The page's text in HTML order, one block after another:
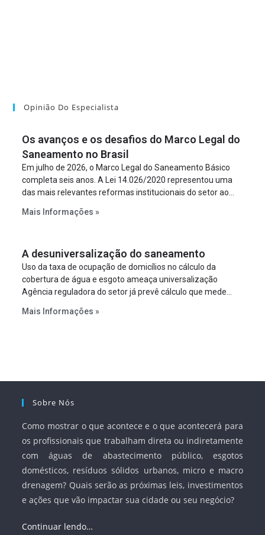
Opinião Do Especialista
Os avanços e os desafios do Marco Legal do
Saneamento no Brasil
Em julho de 2026, o Marco Legal do Saneamento Básico
completa seis anos. A Lei 14.026/2020 representou uma
das mais relevantes reformas institucionais do setor ao
serviços, ampliar a participação da iniciativa privada,
à segurança jurídica dos contratos.
Mais Informações »
A desuniversalização do saneamento
Uso da taxa de ocupação de domicílios no cálculo da
cobertura de água e esgoto ameaça universalização
Agência reguladora do setor já prevê cálculo que mede
Mais Informações »
Sobre Nós
Como mostrar o que acontece e o que acontecerá para
os profissionais que trabalham direta ou indiretamente
com águas de abastecimento público, esgotos
domésticos, resíduos sólidos urbanos, micro e macro
drenagem? Quais serão as próximas leis, investimentos
e ações que vão impactar sua cidade ou seu negócio?
Continuar lendo…